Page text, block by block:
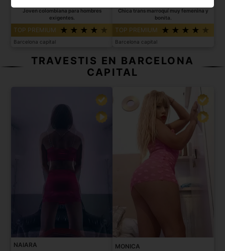
Joven colombiana para hombres
exigentes.
TOP PREMIUM
Barcelona capital
Chica trans marroquí muy femenina y
bonita.
TOP PREMIUM
Barcelona capital
TRAVESTIS EN BARCELONA
CAPITAL
NAIARA MONICA